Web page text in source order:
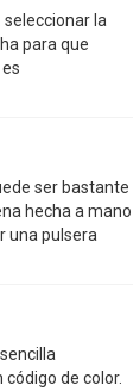
la
para que
ser bastante
hecha a mano
una pulsera
de color.